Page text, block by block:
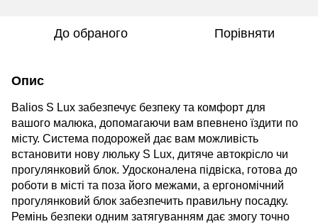
До обраного Порівняти
Опис
Balios S Lux забезпечує безпеку та комфорт для
вашого малюка, допомагаючи вам впевнено їздити по
місту. Cистема подорожей дає вам можливість
встановити нову люльку S Lux, дитяче автокрісло чи
прогулянковий блок. Удосконалена підвіска, готова до
роботи в місті та поза його межами, а ергономічний
прогулянковий блок забезпечить правильну посадку.
Ремінь безпеки одним затягуванням дає змогу точно